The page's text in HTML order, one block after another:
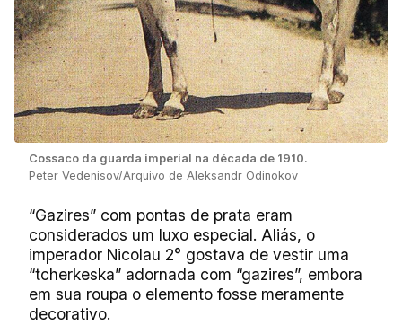
Cossaco da guarda imperial na década de 1910.
Peter Vedenisov/Arquivo de Aleksandr Odinokov
“Gazires” com pontas de prata eram
considerados um luxo especial. Aliás, o
imperador Nicolau 2° gostava de vestir uma
“tcherkeska” adornada com “gazires”, embora
em sua roupa o elemento fosse meramente
decorativo.